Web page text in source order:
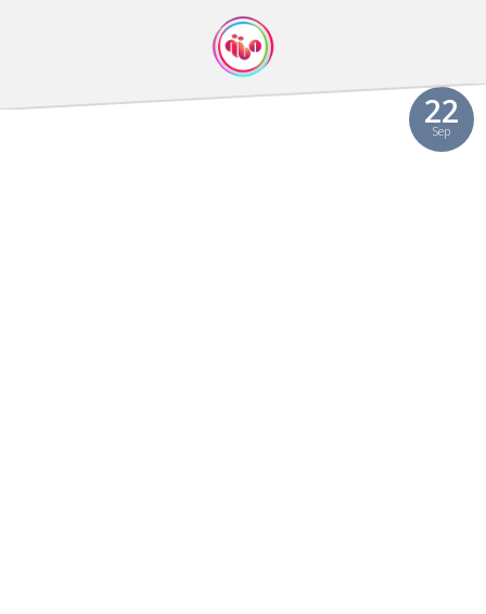
22
Sep